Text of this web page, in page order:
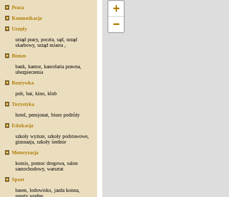
Praca
Komunikacja
Urzędy
urząd pracy, poczta sąd urząd
skarbowy, urząd miasta
Biznes
bank kantor, kancelaria prawna
ubezpieczenia
Rozrywka
pub bar, kino klub
Turystyka
hotel
pensjonat biuro podróży
Edukacja
szkoły wyższe szkoły podstawowe
gimnazja szkoły średnie
Motoryzacja
komis pomoc drogowa salon
samochodowy, warsztat
Sport
basen lodowisko jazda konna
sporty wodne
+
−